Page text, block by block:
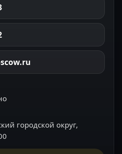
городской округ,